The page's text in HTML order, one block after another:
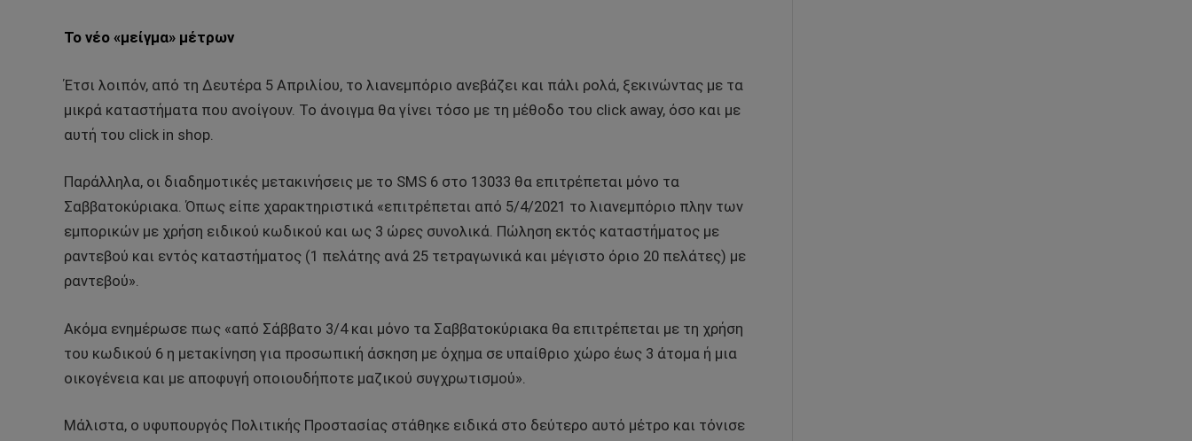
Το νέο «μείγμα» μέτρων
Έτσι λοιπόν, από τη Δευτέρα 5 Απριλίου, το λιανεμπόριο ανεβάζει και πάλι ρολά, ξεκινώντας με τα
μικρά καταστήματα που ανοίγουν. Το άνοιγμα θα γίνει τόσο με τη μέθοδο του click away, όσο και με
αυτή του click in shop.
Παράλληλα, οι διαδημοτικές μετακινήσεις με το SMS 6 στο 13033 θα επιτρέπεται μόνο τα
Σαββατοκύριακα. Όπως είπε χαρακτηριστικά «επιτρέπεται από 5/4/2021 το λιανεμπόριο πλην των
εμπορικών με χρήση ειδικού κωδικού και ως 3 ώρες συνολικά. Πώληση εκτός καταστήματος με
ραντεβού και εντός καταστήματος (1 πελάτης ανά 25 τετραγωνικά και μέγιστο όριο 20 πελάτες) με
ραντεβού».
Ακόμα ενημέρωσε πως «από Σάββατο 3/4 και μόνο τα Σαββατοκύριακα θα επιτρέπεται με τη χρήση
του κωδικού 6 η μετακίνηση για προσωπική άσκηση με όχημα σε υπαίθριο χώρο έως 3 άτομα ή μια
οικογένεια και με αποφυγή οποιουδήποτε μαζικού συγχρωτισμού».
Μάλιστα, ο υφυπουργός Πολιτικής Προστασίας στάθηκε ειδικά στο δεύτερο αυτό μέτρο και τόνισε